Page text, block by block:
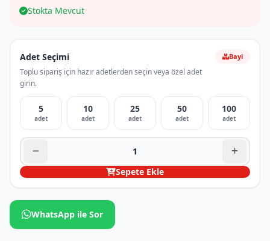
Stokta Mevcut
Adet Seçimi
Toplu sipariş için hazır adetlerden seçin veya özel adet
girin.
Bayi
5
adet
10
adet
25
adet
50
adet
100
adet
Sepete Ekle
WhatsApp ile Sor